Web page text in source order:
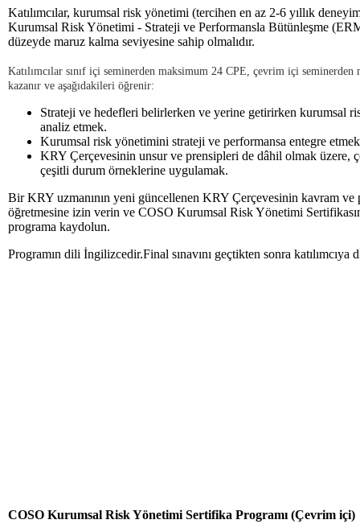
Katılımcılar, kurumsal risk yönetimi (tercihen en az 2-6 yıllık
Kurumsal Risk Yönetimi - Strateji ve Performansla Bütünleşme
düzeyde maruz kalma seviyesine sahip olmalıdır.
Katılımcılar sınıf içi seminerden maksimum 24 CPE, çevrim içi seminerden
kazanır ve aşağıdakileri öğrenir:
Strateji ve hedefleri belirlerken ve yerine getirirken kurumsal
analiz etmek.
Kurumsal risk yönetimini strateji ve performansa entegre
KRY Çerçevesinin unsur ve prensipleri de dâhil olmak üzere,
çeşitli durum örneklerine uygulamak.
Bir KRY uzmanının yeni güncellenen KRY Çerçevesinin kavram ve
öğretmesine izin verin ve COSO Kurumsal Risk Yönetimi
programa kaydolun.
Programın dili İngilizcedir.Final sınavını geçtikten sonra
COSO Kurumsal Risk Yönetimi Sertifika Programı (Çevrim içi)